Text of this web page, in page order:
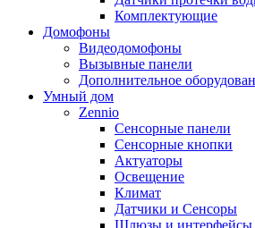
Комплектующие
Домофоны
Видеодомофоны
Вызывные панели
Дополнительное
Умный дом
Zennio
Сенсорные панели
Сенсорные кнопки
Актуаторы
Освещение
Климат
Датчики и Сенсоры
Шлюзы и интерфейсы